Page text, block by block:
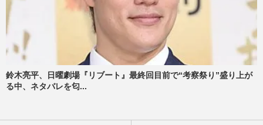
鈴木亮平、日曜劇場『リブート』最終回目前で“考察祭り”盛り上が
る中、ネタバレを匂...